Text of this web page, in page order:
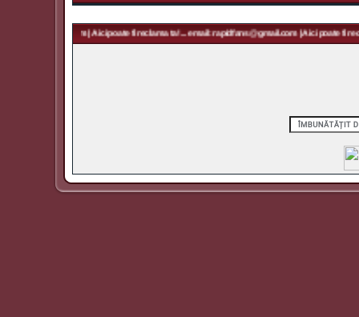
| Aici poate fi reclama ta! ... email: rapidfans@gmail.com | Aici poate fi